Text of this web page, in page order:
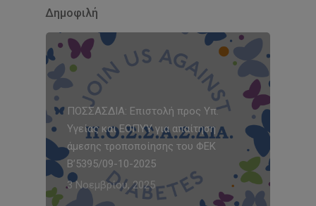
Δημοφιλή
ΠΟΣΣΑΣΔΙΑ: Επιστολή προς Υπ.
Υγείας και ΕΟΠΥΥ για απαίτηση
άμεσης τροποποίησης του ΦΕΚ
Β’5395/09-10-2025
3 Νοεμβρίου, 2025